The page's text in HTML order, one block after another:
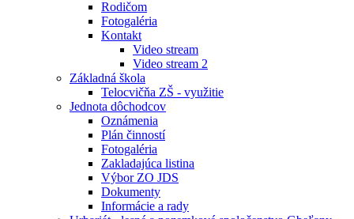
Rodičom
Fotogaléria
Kontakt
Video stream
Video stream 2
Základná škola
Telocvičňa ZŠ - využitie
Jednota dôchodcov
Oznámenia
Plán činností
Fotogaléria
Zakladajúca listina
Výbor ZO JDS
Dokumenty
Informácie a rady